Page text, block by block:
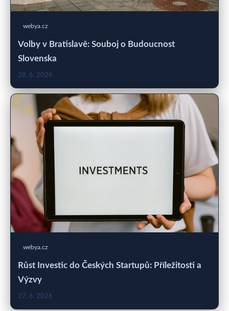
webya.cz
Volby v Bratislavě: Souboj o Budoucnost
Slovenska
28. 6. 2026
webya.cz
Růst Investic do Českých Startupů: Příležitosti a
Výzvy
27. 6. 2026